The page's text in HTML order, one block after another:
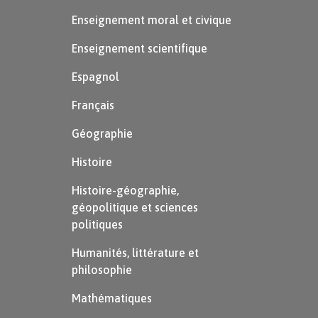
Leradianest l’unité de mesure des
d’un angle est égale à la longueur de
l’arc que cet angle intercepte sur un
cercle de rayon $1$.
Enseignement moral et civique
Enseignement scientifique
Espagnol
Français
Géographie
Histoire
Histoire-géographie,
géopolitique et sciences
politiques
Humanités, littérature et
philosophie
Mathématiques